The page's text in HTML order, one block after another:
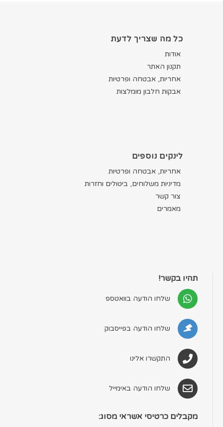
כל מה שצריך לדעת
אודות
תקנון האתר
אחריות, אבטחה ופרטיות
אבקות חלבון מומלצות
לינקים נוספים
אחריות, אבטחה ופרטיות
מדיניות משלוחים, ביטולים וחזרות
צור קשר
מאמרים
תהיו בקשר!
שלחו הודעה בוואטספ
שלחו הודעה בפייסבוק
התקשרו אלינו
שלחו הודעה באימייל
מקבלים כרטיסי אשראי מסוג: